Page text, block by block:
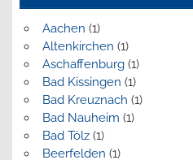
Aachen (1)
Altenkirchen (1)
Aschaffenburg(1)
Bad Kissingen (1)
Bad Kreuznach (1)
Bad Nauheim (1)
Bad Tölz(1)
Beerfelden (1)